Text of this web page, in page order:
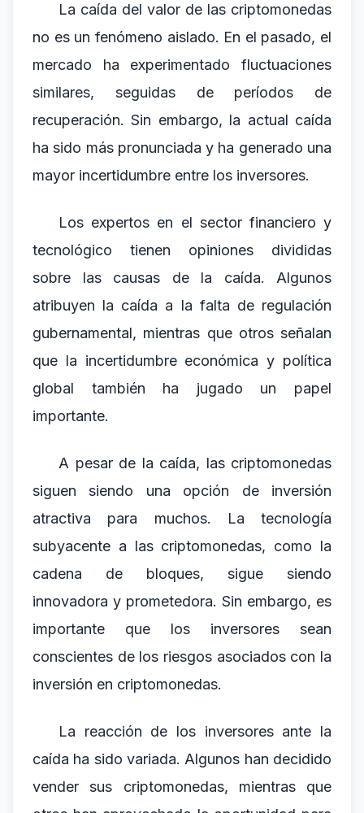
La caída del valor de las criptomonedas
no es un fenómeno aislado. En el pasado, el
mercado ha experimentado fluctuaciones
similares, seguidas de períodos de
recuperación. Sin embargo, la actual caída
ha sido más pronunciada y ha generado una
mayor incertidumbre entre los inversores.
Los expertos en el sector financiero y
tecnológico tienen opiniones divididas
sobre las causas de la caída. Algunos
atribuyen la caída a la falta de regulación
gubernamental, mientras que otros señalan
que la incertidumbre económica y política
global también ha jugado un papel
importante.
A pesar de la caída, las criptomonedas
siguen siendo una opción de inversión
atractiva para muchos. La tecnología
subyacente a las criptomonedas, como la
cadena de bloques, sigue siendo
innovadora y prometedora. Sin embargo, es
importante que los inversores sean
conscientes de los riesgos asociados con la
inversión en criptomonedas.
La reacción de los inversores ante la
caída ha sido variada. Algunos han decidido
vender sus criptomonedas, mientras que